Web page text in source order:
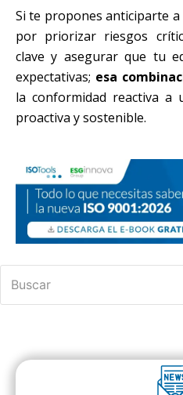
Si te propones anticiparte a
por priorizar riesgos
clave y asegurar que tu
expectativas; esa
la conformidad reactiva a
proactiva y sostenible.